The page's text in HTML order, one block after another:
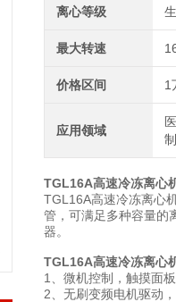
离心等级
最大转速
价格区间 1
应用领域
TGL16A高速冷冻离心
TGL16A高速冷冻离心
管，可满足多种容量的
器。
TGL16A高速冷冻离心
1、微机控制，触摸面
2、无刷变频电机驱动